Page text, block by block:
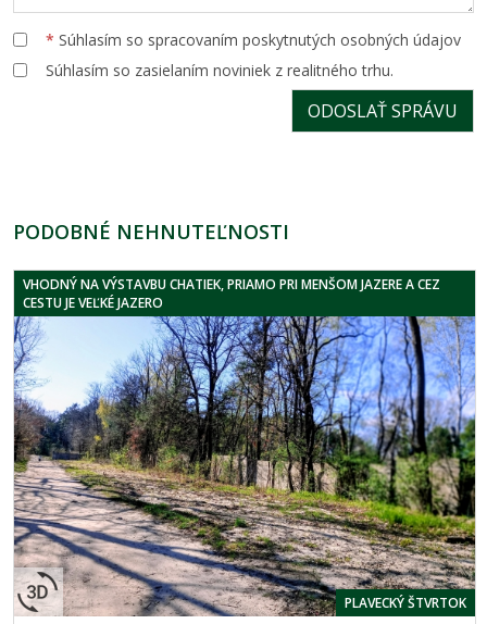
* Súhlasím so spracovaním poskytnutých osobných údajov
Súhlasím so zasielaním noviniek z realitného trhu.
PODOBNÉ NEHNUTEĽNOSTI
VHODNÝ NA VÝSTAVBU CHATIEK, PRIAMO PRI MENŠOM JAZERE A CEZ
CESTU JE VEĽKÉ JAZERO
PLAVECKÝ ŠTVRTOK